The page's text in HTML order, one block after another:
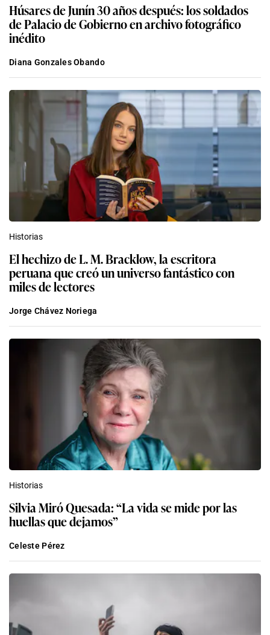
Húsares de Junín 30 años después: los soldados
de Palacio de Gobierno en archivo fotográfico
inédito
Diana Gonzales Obando
Historias
El hechizo de L. M. Bracklow, la escritora
peruana que creó un universo fantástico con
miles de lectores
Jorge Chávez Noriega
Historias
Silvia Miró Quesada: “La vida se mide por las
huellas que dejamos”
Celeste Pérez